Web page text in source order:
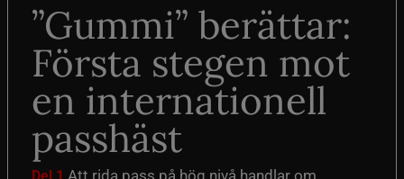
”Gummi” berättar:
Första stegen mot
en internationell
passhäst